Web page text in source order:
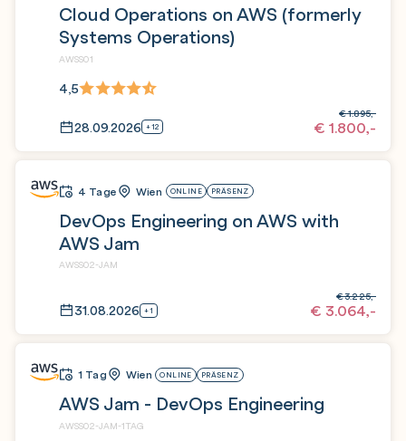
Cloud Operations on AWS (formerly
Systems Operations)
AWSS01
4,5
28.09.2026 +12 € 1.800,-
€1.895,-
4 Tage Wien ONLINE PRÄSENZ
DevOps Engineering on AWS with
AWS Jam
AWSS02-JAM
31.08.2026 +1 € 3.064,-
€3.225,-
1 Tag Wien ONLINE PRÄSENZ
AWS Jam - DevOps Engineering
AWSS02-JAM-1TAG